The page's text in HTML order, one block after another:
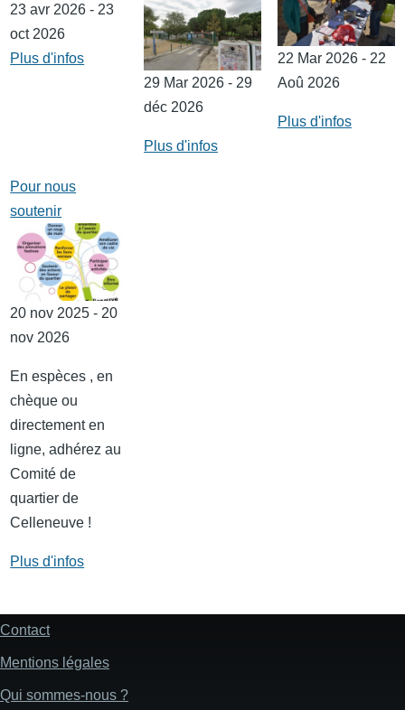
23 avr 2026 - 23
oct 2026
Plus d'infos
29 Mar 2026 - 29
déc 2026
Plus d'infos
22 Mar 2026 - 22
Aoû 2026
Plus d'infos
Pour nous
soutenir
20 nov 2025 - 20
nov 2026
En espèces , en
chèque ou
directement en
ligne, adhérez au
Comité de
quartier de
Celleneuve !
Plus d'infos
Pied
page
Contact
Mentions légales
Qui sommes-nous ?